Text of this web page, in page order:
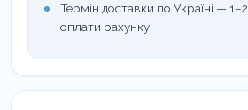
Термін доставки по Україні —
оплати рахунку